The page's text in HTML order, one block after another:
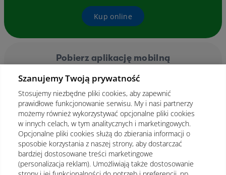
Kup online
Pobierz aplikację mobilną
Szanujemy Twoją prywatność
Stosujemy niezbędne pliki cookies, aby zapewnić
prawidłowe funkcjonowanie serwisu. My i nasi partnerzy
możemy również wykorzystywać opcjonalne pliki cookies
w innych celach, w tym analitycznych i marketingowych.
Opcjonalne pliki cookies służą do zbierania informacji o
sposobie korzystania z naszej strony, aby dostarczać
bardziej dostosowane treści marketingowe
(personalizacja reklam). Umożliwiają także dostosowanie